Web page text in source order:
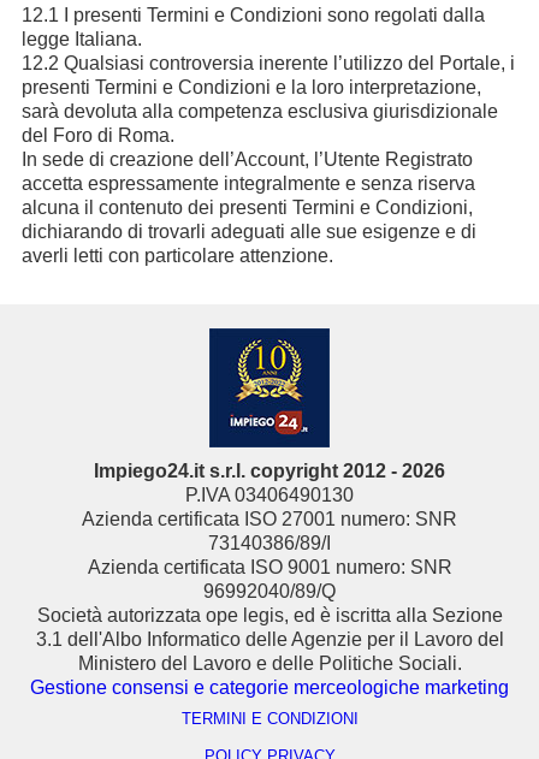
12.1 I presenti Termini e Condizioni sono regolati dalla
legge Italiana.
12.2 Qualsiasi controversia inerente l’utilizzo del Portale, i
presenti Termini e Condizioni e la loro interpretazione,
sarà devoluta alla competenza esclusiva giurisdizionale
del Foro di Roma.
In sede di creazione dell’Account, l’Utente Registrato
accetta espressamente integralmente e senza riserva
alcuna il contenuto dei presenti Termini e Condizioni,
dichiarando di trovarli adeguati alle sue esigenze e di
averli letti con particolare attenzione.
Impiego24.it s.r.l. copyright 2012 - 2026
P.IVA 03406490130
Azienda certificata ISO 27001 numero: SNR
73140386/89/I
Azienda certificata ISO 9001 numero: SNR
96992040/89/Q
Società autorizzata ope legis, ed è iscritta alla Sezione
3.1 dell'Albo Informatico delle Agenzie per il Lavoro del
Ministero del Lavoro e delle Politiche Sociali.
Gestione consensi e categorie merceologiche marketing
TERMINI E CONDIZIONI